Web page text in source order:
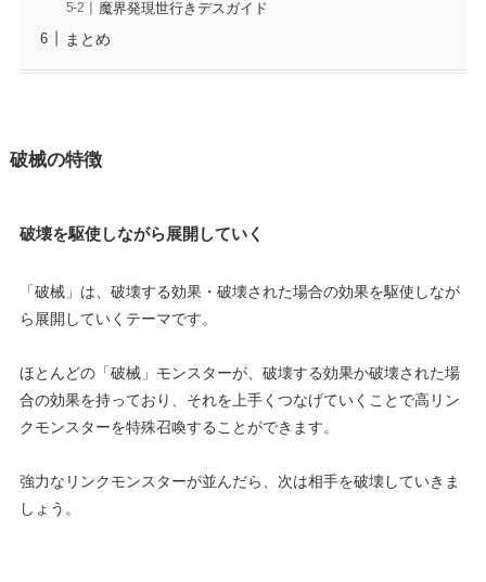
魔界発現世行きデスガイド
まとめ
破械の特徴
破壊を駆使しながら展開していく
「破械」は、破壊する効果・破壊された場合の効果を駆使しなが
ら展開していくテーマです。
ほとんどの「破械」モンスターが、破壊する効果か破壊された場
合の効果を持っており、それを上手くつなげていくことで高リン
クモンスターを特殊召喚することができます。
強力なリンクモンスターが並んだら、次は相手を破壊していきま
しょう。